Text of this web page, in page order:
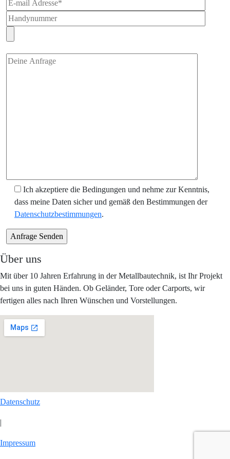
Ich akzeptiere die Bedingungen und nehme zur Kenntnis,
dass meine Daten sicher und gemäß den Bestimmungen der
Datenschutzbestimmungen.
Über uns
Mit über 10 Jahren Erfahrung in der Metallbautechnik, ist Ihr Projekt
bei uns in guten Händen. Ob Geländer, Tore oder Carports, wir
fertigen alles nach Ihren Wünschen und Vorstellungen.
Datenschutz
|
Impressum